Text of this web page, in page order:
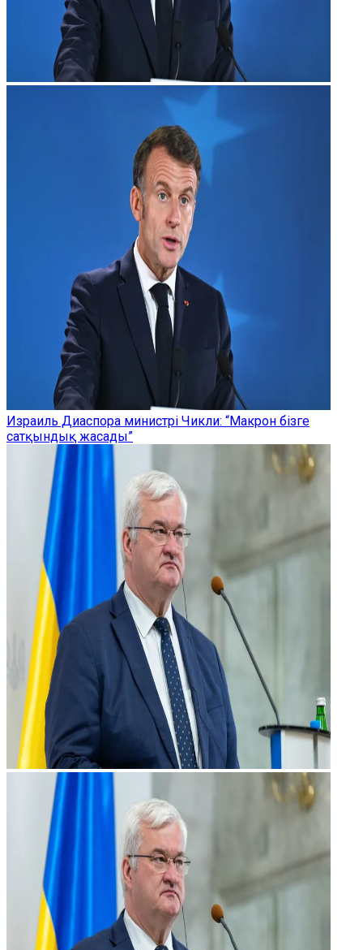
Израиль Диаспора министрі Чикли: “Макрон бізге
сатқындық жасады”